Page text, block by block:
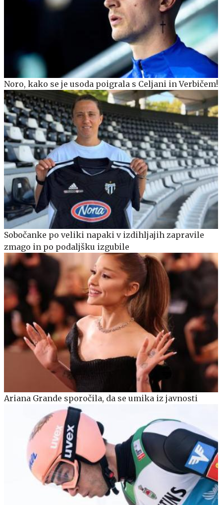
Noro, kako se je usoda poigrala s Celjani in Verbičem!
Sobočanke po veliki napaki v izdihljajih zapravile
zmago in po podaljšku izgubile
Ariana Grande sporočila, da se umika iz javnosti